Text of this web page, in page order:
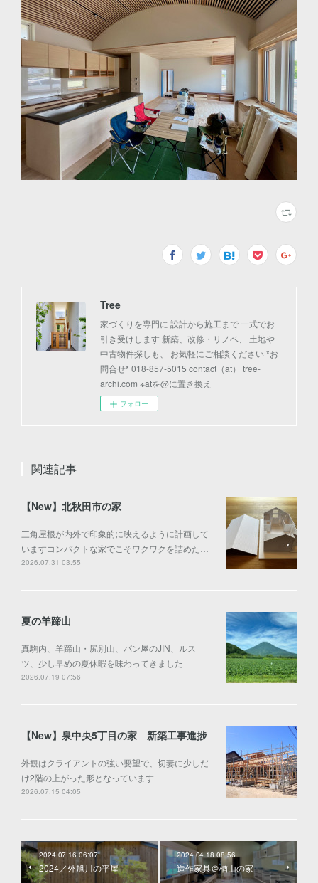
Tree
家づくりを専門に 設計から施工まで 一式でお
引き受けします 新築、改修・リノベ、 土地や
中古物件探しも、 お気軽にご相談ください *お
問合せ* 018-857-5015 contact（at） tree-
archi.com ※atを@に置き換え
フォロー
関連記事
【New】北秋田市の家
三角屋根が内外で印象的に映えるように計画して
いますコンパクトな家でこそワクワクを詰めた…
2026.07.31 03:55
夏の羊蹄山
真駒内、羊蹄山・尻別山、パン屋のJIN、ルス
ツ、少し早めの夏休暇を味わってきました
2026.07.19 07:56
【New】泉中央5丁目の家 新築工事進捗
外観はクライアントの強い要望で、切妻に少しだ
け2階の上がった形となっています
2026.07.15 04:05
2024.07.16 06:07
2024／外旭川の平屋
2024.04.18 08:56
造作家具＠楢山の家